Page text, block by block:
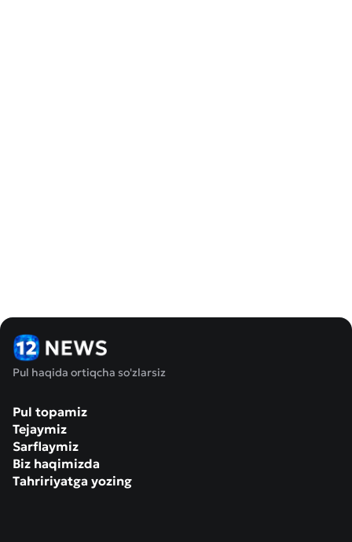
Pul haqida ortiqcha so'zlarsiz
Pul topamiz
Tejaymiz
Sarflaymiz
Biz haqimizda
Tahririyatga yozing